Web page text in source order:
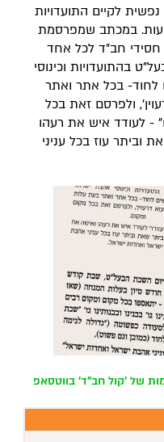
לקיים התועדויות
במכתב שמפרסמת
חסידי חב"ד לכל אחד
בהתועדויות וכינוסי
לחוד- בכל אתר ואתר
ולפרסם זאת בכל
- לעודד איש את רעהו
וביתר עוז בכל עניני
של 'קול חב"ד' בווטסאפ